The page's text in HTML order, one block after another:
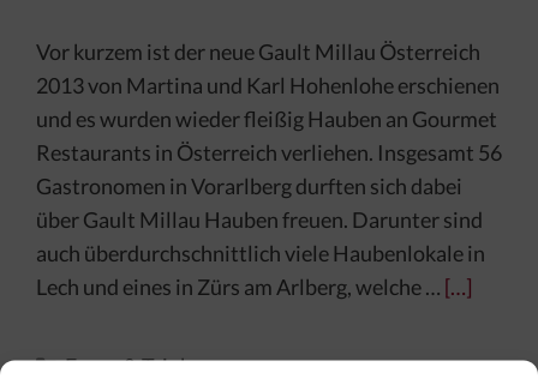
Vor kurzem ist der neue Gault Millau Österreich
2013 von Martina und Karl Hohenlohe erschienen
und es wurden wieder fleißig Hauben an Gourmet
Restaurants in Österreich verliehen. Insgesamt 56
Gastronomen in Vorarlberg durften sich dabei
über Gault Millau Hauben freuen. Darunter sind
auch überdurchschnittlich viele Haubenlokale in
Lech und eines in Zürs am Arlberg, welche … […]
Kategorien
Essen & Trinken